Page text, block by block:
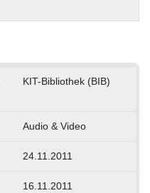
KIT-Bibliothek (BIB)
Audio & Video
24.11.2011
16.11.2011